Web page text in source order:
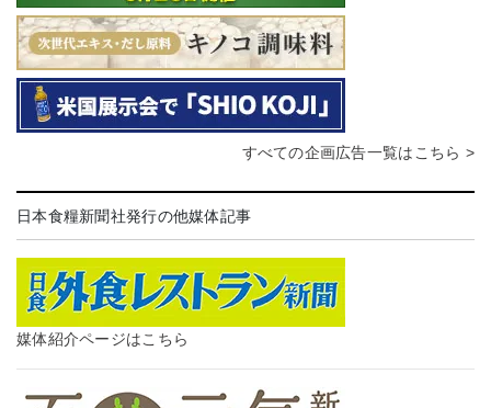
すべての企画広告一覧はこちら >
日本食糧新聞社発行の他媒体記事
媒体紹介ページはこちら